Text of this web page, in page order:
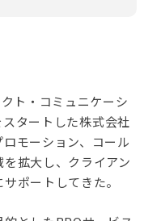
ト・コミュニケーシ
タートした株式会社
モーション、コール
拡大し、クライアン
ポートしてきた。